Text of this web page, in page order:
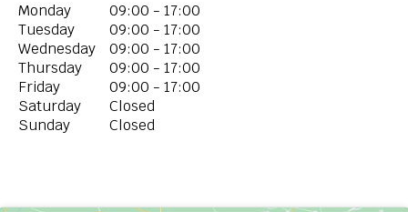
Monday
09:00 - 17:00
Tuesday
09:00 - 17:00
Wednesday
09:00 - 17:00
Thursday
09:00 - 17:00
Friday
09:00 - 17:00
Saturday
Closed
Sunday
Closed